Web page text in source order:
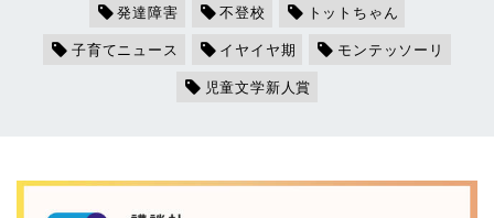
発達障害 不登校
トットちゃん
子育てニュース
イヤイヤ期
モンテッソーリ
児童文学新人賞